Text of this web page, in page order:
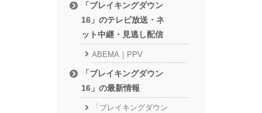
「ブレイキングダウン
16」のテレビ放送・ネ
ット中継・見逃し配信
ABEMA｜PPV
「ブレイキングダウン
16」の最新情報
「ブレイキングダウン